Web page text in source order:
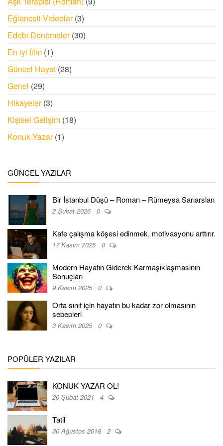
Eğlenceli Videolar(3)
Edebi Denemeler(30)
En iyi film (1)
Güncel Hayat (28)
Genel (29)
Hikayeler(3)
Kişisel Gelişim (18)
Konuk Yazar(1)
GÜNCEL YAZILAR
Bir İstanbul Düşü – Roman – Rümeysa Sarıarslan
2 Şubat 2026 0
Kafe çalışma köşesi edinmek, motivasyonu arttırır.
17 Kasım 2025 0
Modern Hayatın Giderek Karmaşıklaşmasının
Sonuçları
9 Kasım 2025 0
Orta sınıf için hayatın bu kadar zor olmasının
sebepleri
3 Kasım 2025 0
POPÜLER YAZILAR
KONUK YAZAR OL!
20 Şubat 2021 4
Tatil
30 Ağustos 2018 2